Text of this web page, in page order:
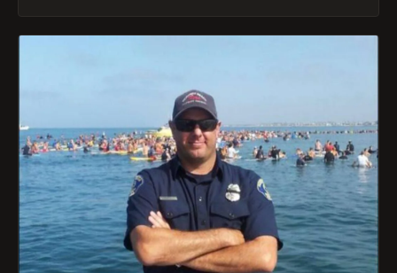
moeilijk om een personal trainer te zoeken die mij
Franklin is een positieve trainer die weet waar hij het
over heeft, zorgt dat iedereen zich op z'n gemak
voelt, houdt van een grapje op z'n tijd en bovenal is
hij een heel goede mentaal coach.